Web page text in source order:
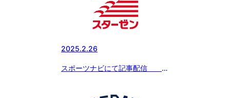
2025.2.26
スポーツナビにて記事配信
冠スポンサー、スターゼン株式会